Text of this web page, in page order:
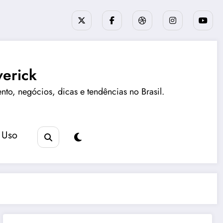
negócios, dicas e tendências no Brasil.